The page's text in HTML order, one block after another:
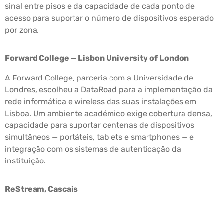
sinal entre pisos e da capacidade de cada ponto de
acesso para suportar o número de dispositivos esperado
por zona.
Forward College — Lisbon University of London
A Forward College, parceria com a Universidade de
Londres, escolheu a DataRoad para a implementação da
rede informática e wireless das suas instalações em
Lisboa. Um ambiente académico exige cobertura densa,
capacidade para suportar centenas de dispositivos
simultâneos — portáteis, tablets e smartphones — e
integração com os sistemas de autenticação da
instituição.
ReStream, Cascais